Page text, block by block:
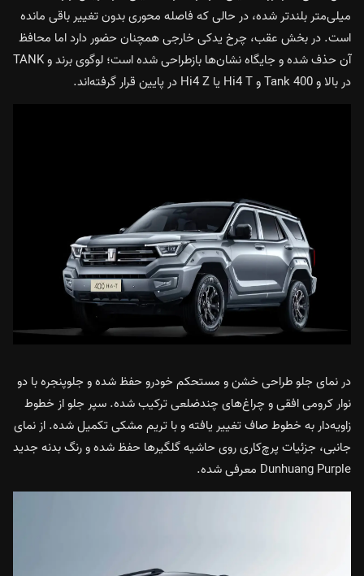
میلی‌متر بلندتر شده، در حالی که فاصله محوری بدون تغییر باقی مانده
است. در بخش عقب، چرخ یدکی خارجی همچنان حضور دارد اما محافظ
آن حذف شده و جایگاه نشان‌ها بازطراحی شده است؛ لوگوی برند و TANK
در بالا و Tank 400 و Hi4 T یا Hi4 Z در پایین قرار گرفته‌اند.
در نمای جلو طراحی خشن و مستحکم خودرو حفظ شده و جلوپنجره با دو
نوار کرومی افقی و چراغ‌های چندضلعی ترکیب شده. سپر جلو از خطوط
زاویه‌دار به خطوط صاف تغییر یافته و با تریم مشکی تکمیل شده. از نمای
جانبی، جزئیات پرچ‌کاری روی حاشیه گلگیرها حفظ شده و رنگ بدنه جدید
Dunhuang Purple معرفی شده.